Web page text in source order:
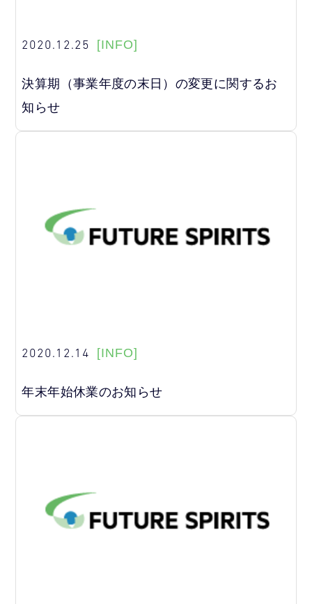
2020.12.25 [INFO]
決算期（事業年度の末日）の変更に関するお
知らせ
2020.12.14 [INFO]
年末年始休業のお知らせ